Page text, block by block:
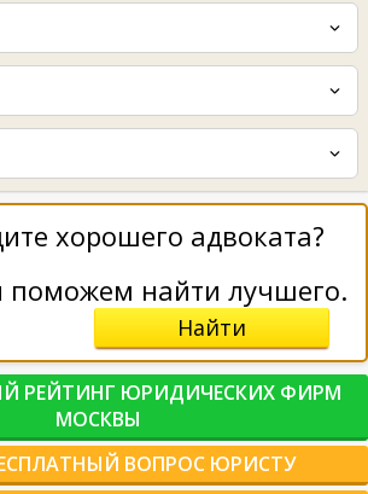
хорошего адвоката?
найти лучшего.
Найти
РЕЙТИНГ ЮРИДИЧЕСКИХ ФИРМ
МОСКВЫ
ВОПРОС ЮРИСТУ